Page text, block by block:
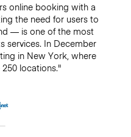
online booking with a
the need for users to
— is one of the most
services. In December
in New York, where
locations."